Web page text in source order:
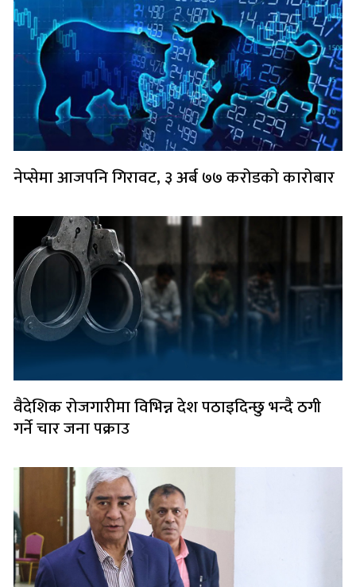
नेप्सेमा आजपनि गिरावट, ३ अर्ब ७७ करोडको कारोबार
वैदेशिक रोजगारीमा विभिन्न देश पठाइदिन्छु भन्दै ठगी
गर्ने चार जना पक्राउ